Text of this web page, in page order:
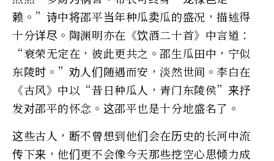
赖。”诗中将邵平当年种瓜卖瓜的盛况，描述得
十分详尽。陶渊明亦在《饮酒二十首》中言道：
“衰荣无定在，彼此更共之。邵生瓜田中，宁似
东陵时。”劝人们随遇而安，淡然世间。李白在
《古风》中以“昔日种瓜人，青门东陵侯”来抒
发对邵平的怀念。这邵平也是十分地盛名了。
这些古人，断不曾想到他们会在历史的长河中流
传下来，他们更不会像今天那些挖空心思倾力成